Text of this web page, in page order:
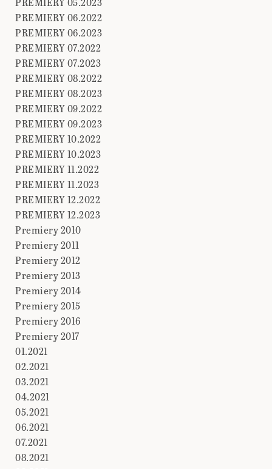
PREMIERY 06.2022
PREMIERY 06.2023
PREMIERY 07.2022
PREMIERY 07.2023
PREMIERY 08.2022
PREMIERY 08.2023
PREMIERY 09.2022
PREMIERY 09.2023
PREMIERY 10.2022
PREMIERY 10.2023
PREMIERY 11.2022
PREMIERY 11.2023
PREMIERY 12.2022
PREMIERY 12.2023
Premiery 2010
Premiery 2011
Premiery 2012
Premiery 2013
Premiery 2014
Premiery 2015
Premiery 2016
Premiery 2017
01.2021
02.2021
03.2021
04.2021
05.2021
06.2021
07.2021
08.2021